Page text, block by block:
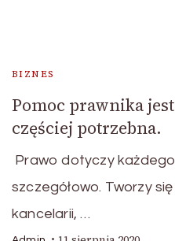
BIZNES
Pomoc prawnika
częściej potrzebna.
Prawo dotyczy
szczegółowo. Tworzy
kancelarii, …